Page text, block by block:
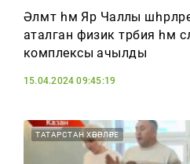
Әлмәт һәм Яр Чаллы
аталган физик тәрбия һәм
комплексы ачылды
15.04.2024 09:45:19
ТАТАРСТАН ХӘБӘРЛӘРЕ